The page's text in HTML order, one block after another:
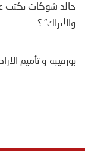
خالد شوكات يكتب
والأتراك” ؟
بورقيبة و تأميم